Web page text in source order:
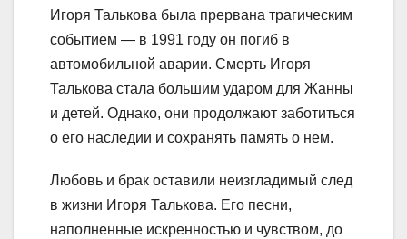
Игоря Талькова была прервана трагическим
событием — в 1991 году он погиб в
автомобильной аварии. Смерть Игоря
Талькова стала большим ударом для Жанны
и детей. Однако, они продолжают заботиться
о его наследии и сохранять память о нем.
Любовь и брак оставили неизгладимый след
в жизни Игоря Талькова. Его песни,
наполненные искренностью и чувством, до